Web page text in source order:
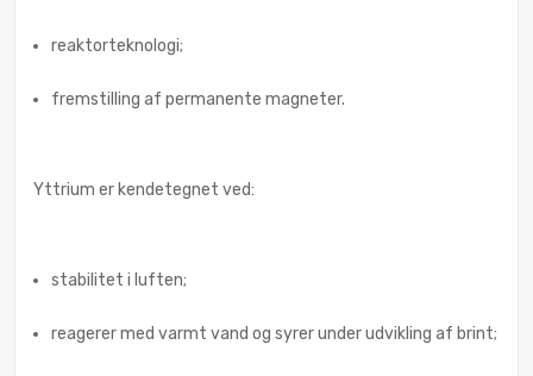
reaktorteknologi;
fremstilling af permanente magneter.
Yttrium er kendetegnet ved:
stabilitet i luften;
reagerer med varmt vand og syrer under udvikling af brint;